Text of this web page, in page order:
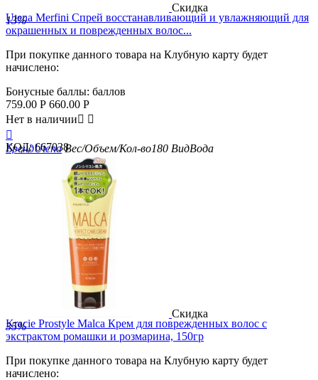
Скидка
13%
Utena Merfini Спрей восстанавливающий и увлажняющий для
окрашенных и поврежденных волос...
При покупке данного товара на Клубную карту будет
начислено:
Бонусные баллы: баллов
759.00 Р 660.00 Р
Нет в наличии 

БрендUtena Вес/Объем/Кол-во180 ВидВода
КОД: 667038
Скидка
35%
Kracie Prostyle Malca Крем для поврежденных волос с
экстрактом ромашки и розмарина, 150гр
При покупке данного товара на Клубную карту будет
начислено: